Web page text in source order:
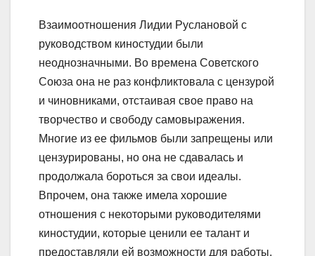
Взаимоотношения Лидии Руслановой с
руководством киностудии были
неоднозначными. Во времена Советского
Союза она не раз конфликтовала с цензурой
и чиновниками, отстаивая свое право на
творчество и свободу самовыражения.
Многие из ее фильмов были запрещены или
цензурированы, но она не сдавалась и
продолжала бороться за свои идеалы.
Впрочем, она также имела хорошие
отношения с некоторыми руководителями
киностудии, которые ценили ее талант и
предоставляли ей возможности для работы.